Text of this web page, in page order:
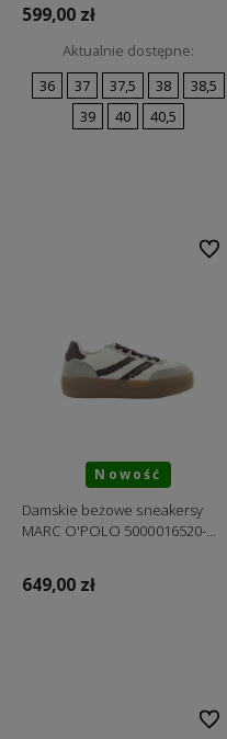
599,00 zł
Aktualnie dostępne:
36
37 37,5 38
38,5
39
40 40,5
Nowość
Damskie beżowe sneakersy
MARC O'POLO 5000016520-
649,00 zł
Do
Do